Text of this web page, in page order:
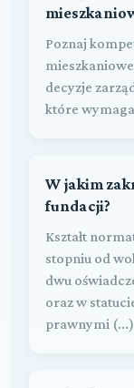
Poznaj
decyzje
które
W jakim
fundacji?
Kształt
stopniu od
dwu
oraz w
prawnymi (...)